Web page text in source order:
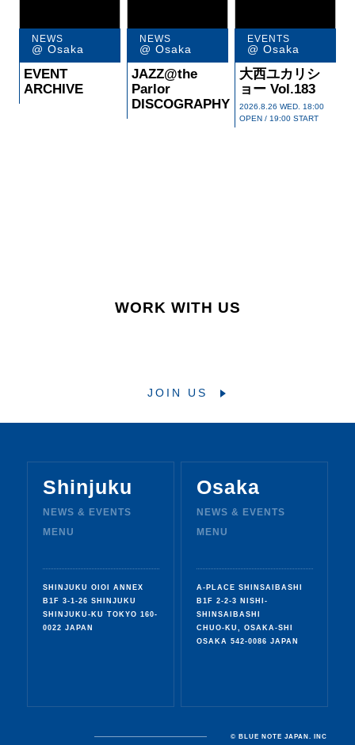
COMM D
@ Osaka
EVENT
ARCHIVE
@ Osaka
JAZZ@the
Parlor
DISCOGRAPHY
@ Osaka
大西ユカリシ
ョー Vol.183
2026.8.26 WED. 18:00
OPEN / 19:00 START
WORK WITH US
JOIN US
Shinjuku
NEWS & EVENTS
MENU
SHINJUKU OIOI ANNEX
B1F 3-1-26 SHINJUKU
SHINJUKU-KU TOKYO 160-
0022 JAPAN
Osaka
NEWS & EVENTS
MENU
A-PLACE SHINSAIBASHI
B1F 2-2-3 NISHI-
SHINSAIBASHI
CHUO-KU, OSAKA-SHI
OSAKA 542-0086 JAPAN
© BLUE NOTE JAPAN. INC